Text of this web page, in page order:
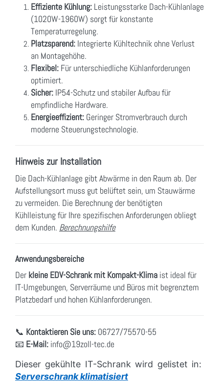
Effiziente Kühlung: Leistungsstarke Dach-Kühlanlage
(1020W-1960W) sorgt für konstante
Temperaturregelung.
Platzsparend: Integrierte Kühltechnik ohne Verlust
an Montagehöhe.
Flexibel: Für unterschiedliche Kühlanforderungen
optimiert.
Sicher: IP54-Schutz und stabiler Aufbau für
empfindliche Hardware.
Energieeffizient: Geringer Stromverbrauch durch
moderne Steuerungstechnologie.
Hinweis zur Installation
Die Dach-Kühlanlage gibt Abwärme in den Raum ab. Der
Aufstellungsort muss gut belüftet sein, um Stauwärme
zu vermeiden. Die Berechnung der benötigten
Kühlleistung für Ihre spezifischen Anforderungen obliegt
dem Kunden. Berechnungshilfe
Anwendungsbereiche
Der kleine EDV-Schrank mit Kompakt-Klima ist ideal für
IT-Umgebungen, Serverräume und Büros mit begrenztem
Platzbedarf und hohen Kühlanforderungen.
📞 Kontaktieren Sie uns: 06727/75570-55
📧 E-Mail: info@19zoll-tec.de
Dieser gekühlte IT-Schrank wird gelistet in:
Serverschrank klimatisiert